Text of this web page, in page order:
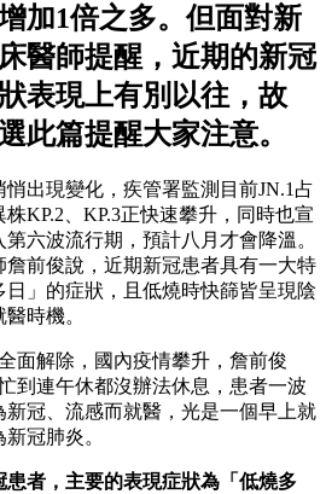
加1倍之多。但面對新
醫師提醒，近期的新冠
表現上有別以往，故
此篇提醒大家注意。
出現變化，疾管署監測目前JN.1占
KP.2、KP.3正快速攀升，同時也宣
第六波流行期，預計八月才會降溫。
前俊說，近期新冠患者具有一大特
」的症狀，且低燒時快篩皆呈現陰
時機。
面解除，國內疫情攀升，詹前俊
到連午休都沒辦法休息，患者一波
冠、流感而就醫，光是一個早上就
冠肺炎。
患者，主要的表現症狀為「低燒多